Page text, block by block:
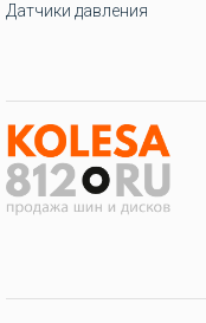
Датчики давления